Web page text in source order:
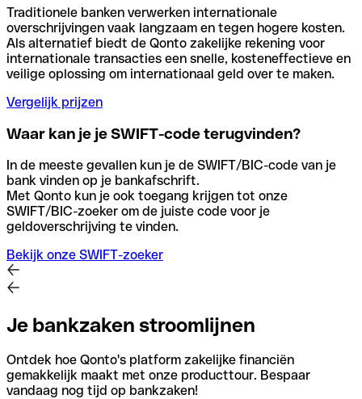
Traditionele banken verwerken internationale
overschrijvingen vaak langzaam en tegen hogere kosten.
Als alternatief biedt de Qonto zakelijke rekening voor
internationale transacties een snelle, kosteneffectieve en
veilige oplossing om internationaal geld over te maken.
Vergelijk prijzen
Waar kan je je SWIFT-code terugvinden?
In de meeste gevallen kun je de SWIFT/BIC-code van je
bank vinden op je bankafschrift.
Met Qonto kun je ook toegang krijgen tot onze
SWIFT/BIC-zoeker om de juiste code voor je
geldoverschrijving te vinden.
Bekijk onze SWIFT-zoeker
Je bankzaken stroomlijnen
Ontdek hoe Qonto's platform zakelijke financiën
gemakkelijk maakt met onze producttour. Bespaar
vandaag nog tijd op bankzaken!